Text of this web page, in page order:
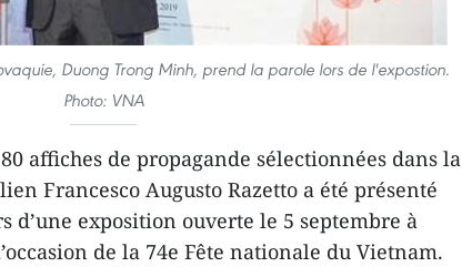
Duong Trong Minh, prend la parole lors de l'expostion.
Photo: VNA
affiches de propagande sélectionnées dans la
Francesco Augusto Razetto a été présenté
d’une exposition ouverte le 5 septembre à
de la 74e Fête nationale du Vietnam.